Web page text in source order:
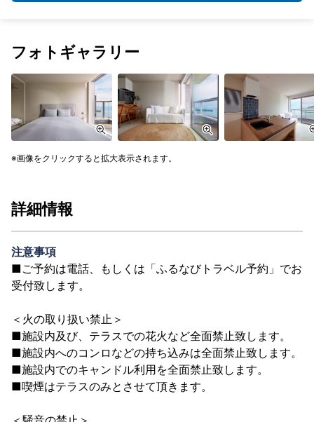
フォトギャラリー
画像をクリックすると拡大表示されます。
詳細情報
注意事項
■ご予約は電話、もしくは「ふるなびトラベル予約」でお
受付致します。
＜火の取り扱い禁止＞
■施設内及び、テラスでの花火など全面禁止致します。
■施設内へのコンロなどの持ち込みは全面禁止致します。
■施設内でのキャンドル利用を全面禁止致します。
■喫煙はテラスのみとさせて頂きます。